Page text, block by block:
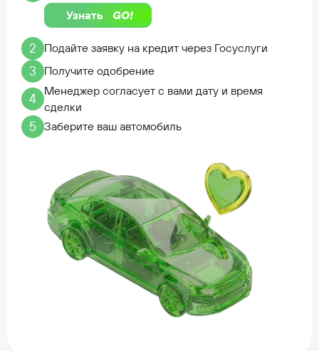
Узнать
2 Подайте заявку на кредит через Госуслуги
3 Получите одобрение
4
Менеджер согласует с вами дату и время
сделки
5 Заберите ваш автомобиль